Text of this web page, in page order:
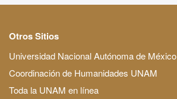
Otros Sitios
Universidad Nacional Autónoma de México
Coordinación de Humanidades UNAM
Toda la UNAM en línea